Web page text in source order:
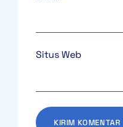
Situs Web